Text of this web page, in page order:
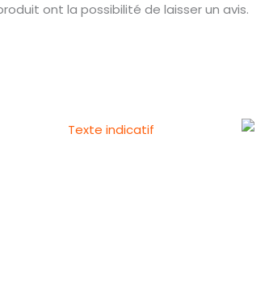
ont la possibilité de laisser un avis.